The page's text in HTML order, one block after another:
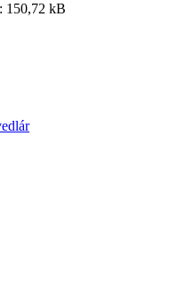
150,72 kB